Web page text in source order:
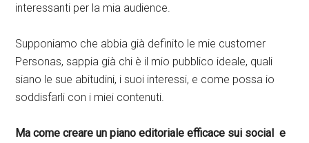
interessanti per la mia audience.
Supponiamo che abbia già definito le mie customer
Personas, sappia già chi è il mio pubblico ideale, quali
siano le sue abitudini, i suoi interessi, e come possa io
soddisfarli con i miei contenuti.
Ma come creare un piano editoriale efficace sui social e